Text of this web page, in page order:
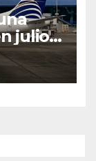
julio
su